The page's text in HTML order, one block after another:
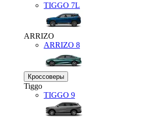
TIGGO 7L
ARRIZO
ARRIZO 8
Кроссоверы
Tiggo
TIGGO 9